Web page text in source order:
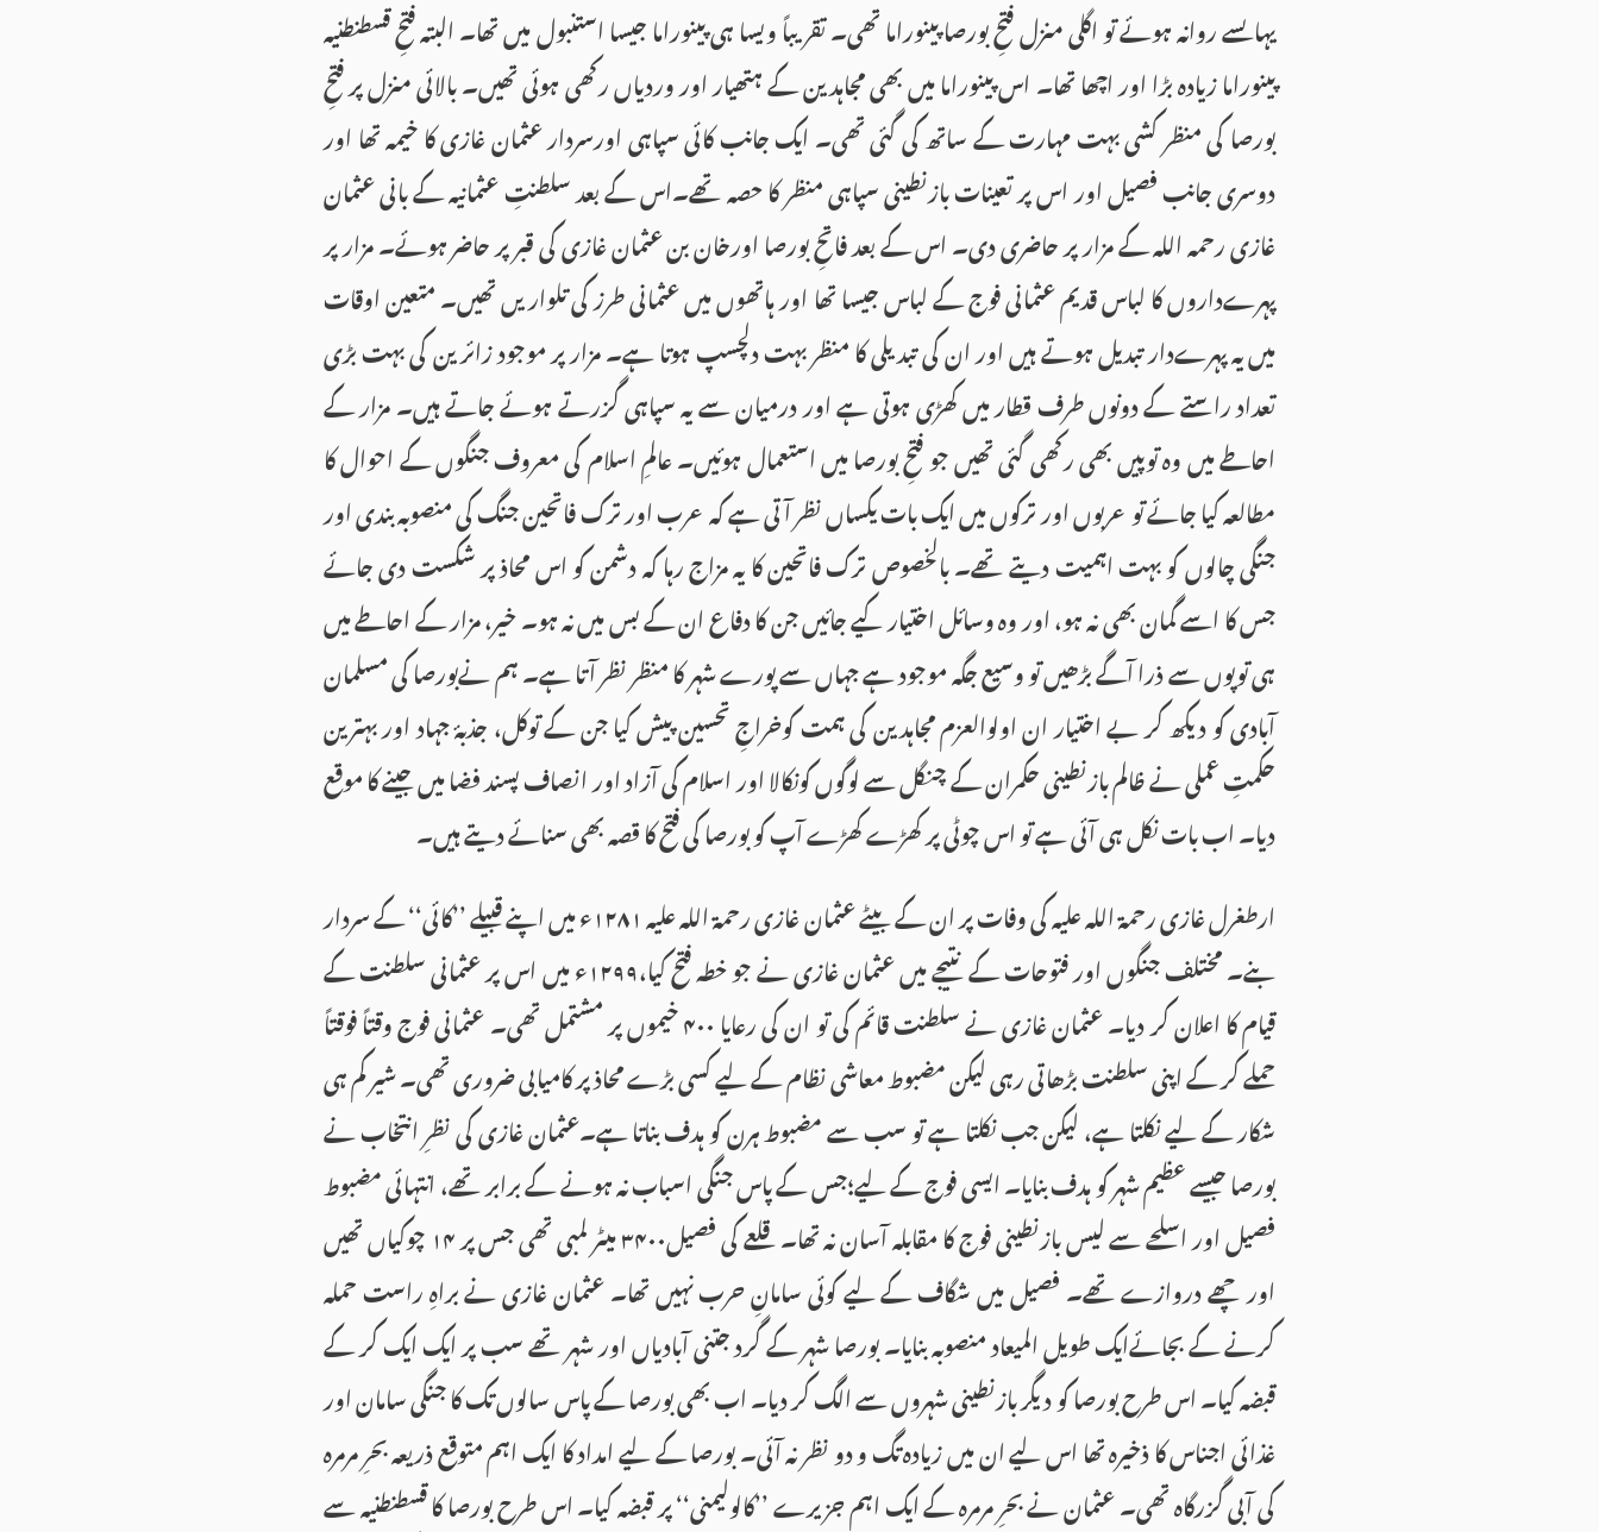
یہاںسے روانہ ہوئے تو اگلی منزل فتحِ بورصا پینوراما تھی۔ تقریباً ویسا ہی پینوراما جیسا استنبول میں تھا۔ البتہ فتحِ قسطنطنیہ
پینوراما زیادہ بڑا اور اچھا تھا۔ اس پینوراما میں بھی مجاہدین کے ہتھیار اور وردیاں رکھی ہوئی تھیں۔ بالائی منزل پر فتحِ
بورصا کی منظر کشی بہت مہارت کے ساتھ کی گئی تھی۔ ایک جانب کائی سپاہی اورسردار عثمان غازی کا خیمہ تھا اور
دوسری جانب فصیل اور اس پر تعینات بازنطینی سپاہی منظر کا حصہ تھے۔اس کے بعد سلطنتِ عثمانیہ کے بانی عثمان
غازی رحمہ اللہ کے مزار پر حاضری دی۔ اس کے بعد فاتحِ بورصا اورخان بن عثمان غازی کی قبر پر حاضر ہوئے۔ مزار پر
پہرےداروں کا لباس قدیم عثمانی فوج کے لباس جیسا تھا اور ہاتھوں میں عثمانی طرز کی تلواریں تھیں۔ متعین اوقات
میں یہ پہرےدار تبدیل ہوتے ہیں اور ان کی تبدیلی کا منظر بہت دلچسپ ہوتا ہے۔ مزار پر موجود زائرین کی بہت بڑی
تعداد راستے کے دونوں طرف قطار میں کھڑی ہوتی ہے اور درمیان سے یہ سپاہی گزرتے ہوئے جاتے ہیں۔ مزار کے
احاطے میں وہ توپیں بھی رکھی گئی تھیں جو فتحِ بورصا میں استعمال ہوئیں۔ عالمِ اسلام کی معروف جنگوں کے احوال کا
مطالعہ کیا جائے تو عربوں اور ترکوں میں ایک بات یکساں نظر آتی ہے کہ عرب اور ترک فاتحین جنگ کی منصوبہ بندی اور
جنگی چالوں کو بہت اہمیت دیتے تھے۔ بالخصوص ترک فاتحین کا یہ مزاج رہا کہ دشمن کو اس محاذ پر شکست دی جائے
جس کا اسے گمان بھی نہ ہو، اور وہ وسائل اختیار کیے جائیں جن کا دفاع ان کے بس میں نہ ہو۔ خیر، مزار کے احاطے میں
ہی توپوں سے ذرا آگے بڑھیں تو وسیع جگہ موجود ہے جہاں سے پورے شہر کا منظر نظر آتا ہے۔ ہم نےبورصا کی مسلمان
آبادی کو دیکھ کر بے اختیار ان اولوالعزم مجاہدین کی ہمت کوخراجِ تحسین پیش کیا جن کے توکل، جذبۂ جہاد اور بہترین
حکمتِ عملی نے ظالم بازنطینی حکمران کے چنگل سے لوگوں کونکالا اور اسلام کی آزاد اور انصاف پسند فضا میں جینے کا موقع
دیا۔ اب بات نکل ہی آئی ہے تو اس چوٹی پر کھڑے کھڑے آپ کو بورصا کی فتح کا قصہ بھی سنائے دیتے ہیں۔
ارطغرل غازی رحمۃ اللہ علیہ کی وفات پر ان کے بیٹے عثمان غازی رحمۃ اللہ علیہ ۱۲۸۱ء میں اپنے قبیلے ’’کائی‘‘ کے سردار
بنے۔ مختلف جنگوں اور فتوحات کے نتیجے میں عثمان غازی نے جو خطہ فتح کیا،۱۲۹۹ء میں اس پر عثمانی سلطنت کے
قیام کا اعلان کر دیا۔ عثمان غازی نے سلطنت قائم کی تو ان کی رعایا ۴۰۰ خیموں پر مشتمل تھی۔ عثمانی فوج وقتاً فوقتاً
حملے کر کے اپنی سلطنت بڑھاتی رہی لیکن مضبوط معاشی نظام کے لیے کسی بڑے محاذ پر کامیابی ضروری تھی۔ شیر کم ہی
شکار کے لیے نکلتا ہے، لیکن جب نکلتا ہے تو سب سے مضبوط ہرن کو ہدف بناتا ہے۔عثمان غازی کی نظرِ انتخاب نے
بورصا جیسے عظیم شہر کو ہدف بنایا۔ ایسی فوج کے لیے؛جس کے پاس جنگی اسباب نہ ہونے کے برابر تھے، انتہائی مضبوط
فصیل اور اسلحے سے لیس بازنطینی فوج کا مقابلہ آسان نہ تھا۔ قلعے کی فصیل۳۴۰۰ میٹر لمبی تھی جس پر ۱۴ چوکیاں تھیں
اور چھے دروازے تھے۔ فصیل میں شگاف کے لیے کوئی سامانِ حرب نہیں تھا۔ عثمان غازی نے براہِ راست حملہ
کرنے کے بجائےایک طویل المیعاد منصوبہ بنایا۔ بورصا شہر کے گرد جتنی آبادیاں اور شہر تھے سب پر ایک ایک کر کے
قبضہ کیا۔ اس طرح بورصا کو دیگر بازنطینی شہروں سے الگ کر دیا۔ اب بھی بورصا کے پاس سالوں تک کا جنگی سامان اور
غذائی اجناس کا ذخیرہ تھا اس لیے ان میں زیادہ تگ و دو نظر نہ آئی۔ بورصا کے لیے امداد کا ایک اہم متوقع ذریعہ بحرِ مرمرہ
کی آبی گزرگاہ تھی۔ عثمان نے بحرِ مرمرہ کے ایک اہم جزیرے ’’کالولیمنی‘‘ پر قبضہ کیا۔ اس طرح بورصا کا قسطنطنیہ سے